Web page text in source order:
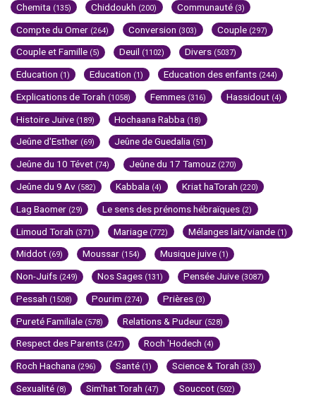
Chemita (135) Chiddoukh (200) Communauté (3)
Compte du Omer (264) Conversion (303) Couple (297)
Couple et Famille (5) Deuil (1102) Divers (5037)
Education (1) Education (1) Education des enfants (244)
Explications de Torah (1058) Femmes (316) Hassidout (4)
Histoire Juive (189) Hochaana Rabba (18)
Jeûne d'Esther (69) Jeûne de Guedalia (51)
Jeûne du 10 Tévet (74) Jeûne du 17 Tamouz (270)
Jeûne du 9 Av (582) Kabbala (4) Kriat haTorah (220)
Lag Baomer (29) Le sens des prénoms hébraïques (2)
Limoud Torah (371) Mariage (772) Mélanges lait/viande (1)
Middot (69) Moussar (154) Musique juive (1)
Non-Juifs (249) Nos Sages (131) Pensée Juive (3087)
Pessah (1508) Pourim (274) Prières (3)
Pureté Familiale (578) Relations & Pudeur (528)
Respect des Parents (247) Roch 'Hodech (4)
Roch Hachana (296) Santé (1) Science & Torah (33)
Sexualité (8) Sim'hat Torah (47) Souccot (502)